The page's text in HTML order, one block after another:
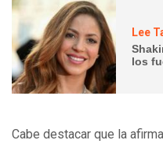
Lee
los
Cabe destacar que la